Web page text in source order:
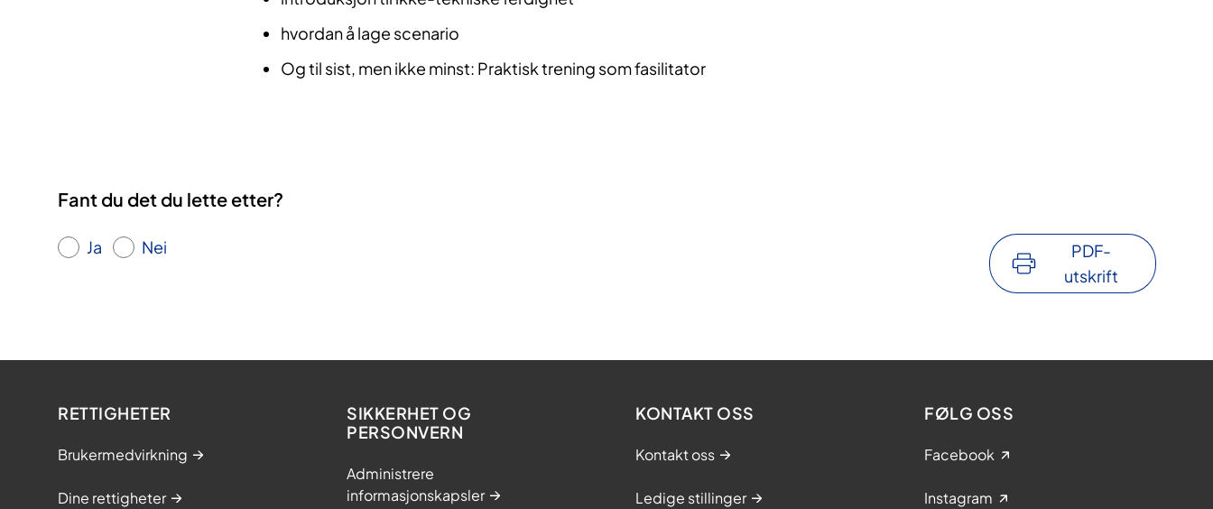
hvordan å lage scenario
Og til sist, men ikke minst: Praktisk trening som fasilitator
Fant du det du lette etter?
Ja Nei
PDF-
utskrift
RETTIGHETER
Brukermedvirkning
Dine rettigheter
SIKKERHET OG
PERSONVERN
Administrere
informasjonskapsler
KONTAKT OSS
Kontakt oss
Ledige stillinger
FØLG OSS
Facebook
Instagram